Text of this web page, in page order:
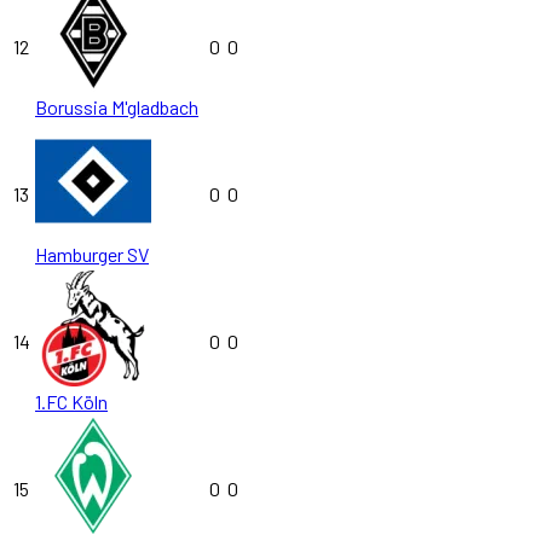
12
Borussia M'gladbach
0 0
13
Hamburger SV
0 0
14
1.FC Köln
0 0
15 0 0